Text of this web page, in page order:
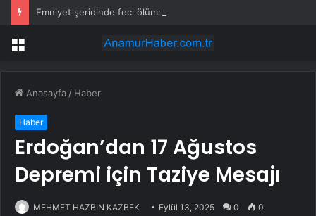
Menü
Anasayfa / Haber
Haber
Erdoğan’dan 17 Ağustos
Depremi için Taziye Mesajı
MEHMET HAZBİN KAZBEK Eylül 13, 2025 0 0